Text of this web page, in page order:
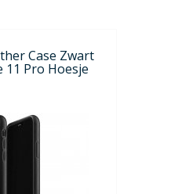
Case Zwart
11 Pro Hoesje